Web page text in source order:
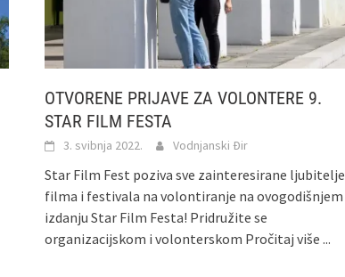
OTVORENE PRIJAVE ZA VOLONTERE 9.
STAR FILM FESTA
3. svibnja 2022. Vodnjanski Đir
Star Film Fest poziva sve zainteresirane ljubitelje
filma i festivala na volontiranje na ovogodišnjem
izdanju Star Film Festa! Pridružite se
organizacijskom i volonterskom Pročitaj više ...